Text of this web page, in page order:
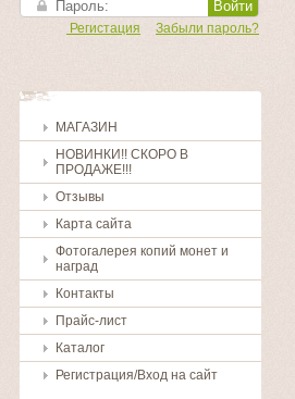
Войти
Забыли пароль?
Регистация
МАГАЗИН
НОВИНКИ!! СКОРО В
ПРОДАЖЕ!!!
Отзывы
Карта сайта
Фотогалерея копий монет и
наград
Контакты
Прайс-лист
Каталог
Регистрация/Вход на сайт